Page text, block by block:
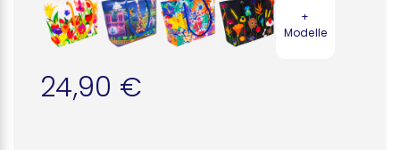
+
Modelle
24,90 €